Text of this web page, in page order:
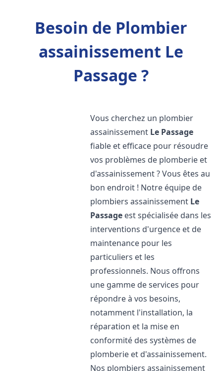
Besoin de Plombier
assainissement Le
Passage ?
Vous cherchez un plombier
assainissement Le Passage
fiable et efficace pour résoudre
vos problèmes de plomberie et
d'assainissement ? Vous êtes au
bon endroit ! Notre équipe de
plombiers assainissement Le
Passage est spécialisée dans les
interventions d'urgence et de
maintenance pour les
particuliers et les
professionnels. Nous offrons
une gamme de services pour
répondre à vos besoins,
notamment l'installation, la
réparation et la mise en
conformité des systèmes de
plomberie et d'assainissement.
Nos plombiers assainissement